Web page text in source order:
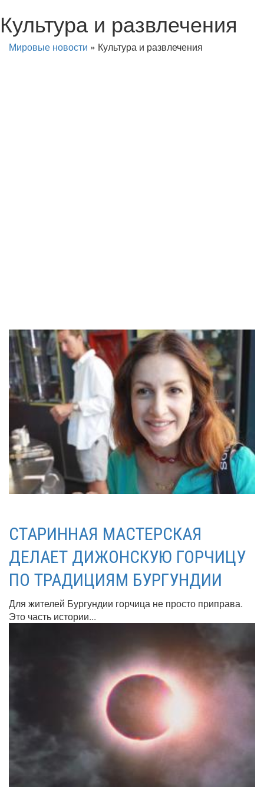
Культура и развлечения
Мировые новости » Культура и развлечения
СТАРИННАЯ МАСТЕРСКАЯ
ДЕЛАЕТ ДИЖОНСКУЮ ГОРЧИЦУ
ПО ТРАДИЦИЯМ БУРГУНДИИ
Для жителей Бургундии горчица не просто приправа.
Это часть истории...